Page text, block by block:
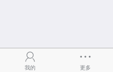
我的 更多